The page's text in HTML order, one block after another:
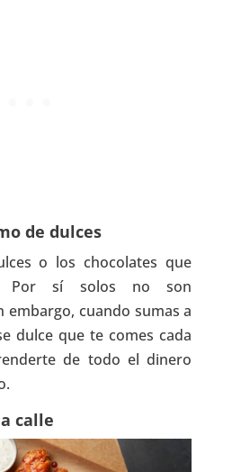
de dulces
o los chocolates que
Por sí solos no son
embargo, cuando sumas a
dulce que te comes cada
de todo el dinero
calle